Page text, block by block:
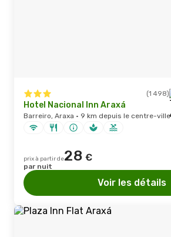
(1 498)
Hotel Nacional Inn Araxá
Barreiro, Araxa · 9 km depuis le centre-ville
prix à partir de28 €
par nuit
Voir les détails